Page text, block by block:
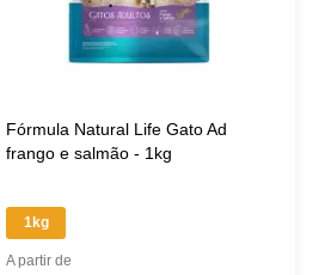
Fórmula Natural Life Gato Ad
frango e salmão - 1kg
1kg
A partir de